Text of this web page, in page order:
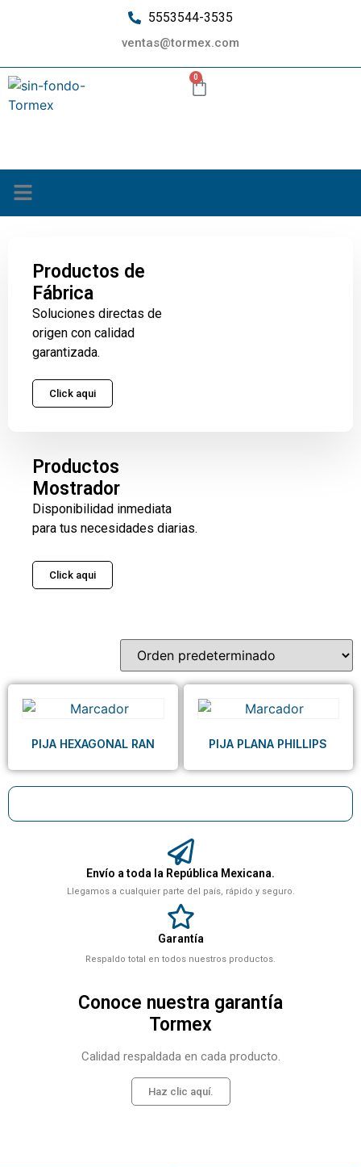
5553544-3535
ventas@tormex.com
0
Envío a toda la República Mexicana.
Llegamos a cualquier parte del país, rápido y seguro.
Garantía
Respaldo total en todos nuestros productos.
Conoce nuestra garantía
Tormex
Calidad respaldada en cada producto.
Haz clic aquí.
Productos de
Fábrica
Soluciones directas de
origen con calidad
garantizada.
Click aqui
Productos
Mostrador
Disponibilidad inmediata
para tus necesidades diarias.
Click aqui
PIJA HEXAGONAL RAN PIJA PLANA PHILLIPS